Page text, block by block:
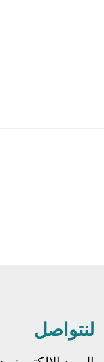
لنتواصل